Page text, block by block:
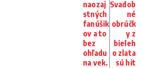
naozaj
stných
fanúšik
ov a to
bez
ohľadu
na vek.
Svadob
né
obrúčk
y z
bieleh
o zlata
sú hit